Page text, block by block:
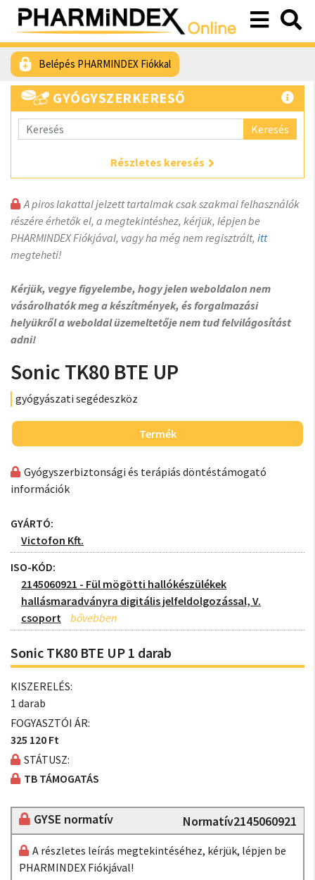
Belépés PHARMINDEX Fiókkal
GYÓGYSZERKERESŐ
Keresés
Részletes keresés
A piros lakattal jelzett tartalmak csak szakmai felhasználók
részére érhetők el, a megtekintéshez, kérjük, lépjen be
PHARMINDEX Fiókjával, vagy ha még nem regisztrált, itt
megteheti!
Kérjük, vegye figyelembe, hogy jelen weboldalon nem
vásárolhatók meg a készítmények, és forgalmazási
helyükről a weboldal üzemeltetője nem tud felvilágosítást
adni!
Sonic TK80 BTE UP
gyógyászati segédeszköz
Termék
Gyógyszerbiztonsági és terápiás döntéstámogató
információk
GYÁRTÓ:
Victofon Kft.
ISO-KÓD:
2145060921 - Fül mögötti hallókészülékek
hallásmaradványra digitális jelfeldolgozással, V.
csoport
Sonic TK80 BTE UP 1 darab
KISZERELÉS:
1 darab
FOGYASZTÓI ÁR:
325 120 Ft
STÁTUSZ:
TB TÁMOGATÁS
GYSE normatív Normatív2145060921
A részletes leírás megtekintéséhez, kérjük, lépjen be
PHARMINDEX Fiókjával!